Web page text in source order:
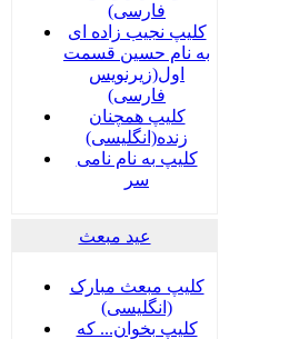
فارسی)
کلیپ نجیب زاده ای
به نام حسین قسمت
اول(زیرنویس
فارسی)
کلیپ همچنان
زنده(انگلیسی)
کلیپ به نام نامی
سر
عید مبعث
کلیپ مبعث مبارک
(انگلیسی)
کلیپ بخوان... که